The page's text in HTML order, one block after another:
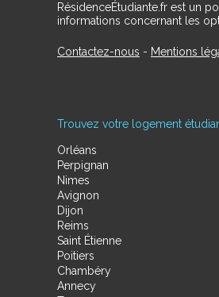
RésidenceÉtudiante.fr est un
informations concernant les
Contactez-nous - Mentions
Trouvez votre logement
Orléans
Perpignan
Nimes
Avignon
Dijon
Reims
Saint Étienne
Poitiers
Chambéry
Annecy